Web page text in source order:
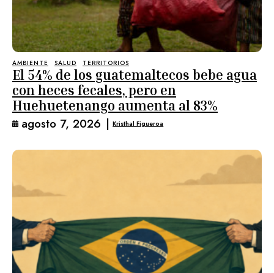
AMBIENTE SALUD TERRITORIOS
El 54% de los guatemaltecos bebe agua
con heces fecales, pero en
Huehuetenango aumenta al 83%
agosto 7, 2026 | Kristhal Figueroa